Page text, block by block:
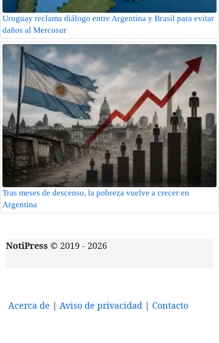
Uruguay reclama diálogo entre Argentina y Brasil para evitar
daños al Mercosur
Tras meses de descenso, la pobreza vuelve a crecer en
Argentina
NotiPress © 2019 - 2026
Acerca de | Aviso de privacidad | Contacto